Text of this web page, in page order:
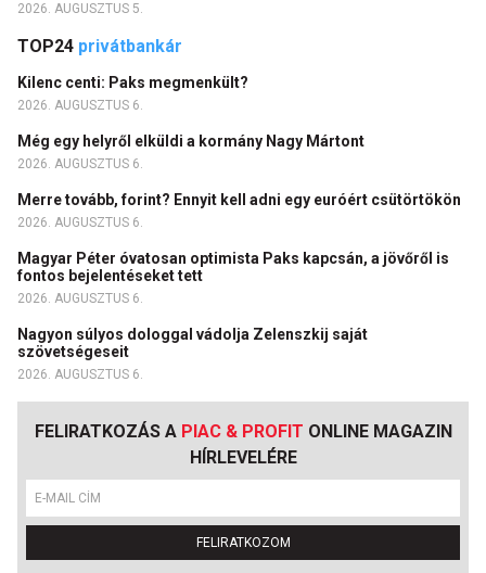
2026. AUGUSZTUS 5.
TOP24 privátbankár
Kilenc centi: Paks megmenkült?
2026. AUGUSZTUS 6.
Még egy helyről elküldi a kormány Nagy Mártont
2026. AUGUSZTUS 6.
Merre tovább, forint? Ennyit kell adni egy euróért csütörtökön
2026. AUGUSZTUS 6.
Magyar Péter óvatosan optimista Paks kapcsán, a jövőről is
fontos bejelentéseket tett
2026. AUGUSZTUS 6.
Nagyon súlyos dologgal vádolja Zelenszkij saját
szövetségeseit
2026. AUGUSZTUS 6.
FELIRATKOZÁS A PIAC & PROFIT ONLINE MAGAZIN
HÍRLEVELÉRE
FELIRATKOZOM